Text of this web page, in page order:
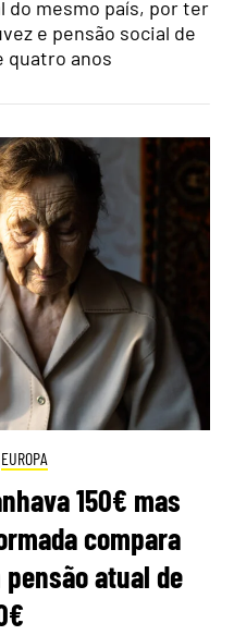
do mesmo país, por ter
e pensão social de
quatro anos
EUROPA
150€ mas
compara
atual de